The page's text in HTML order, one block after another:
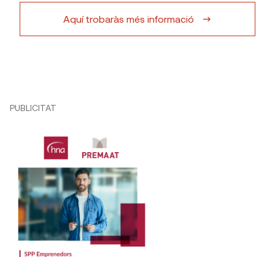
Aquí trobaràs més informació
PUBLICITAT